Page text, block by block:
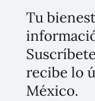
Tu
recibe lo
México.